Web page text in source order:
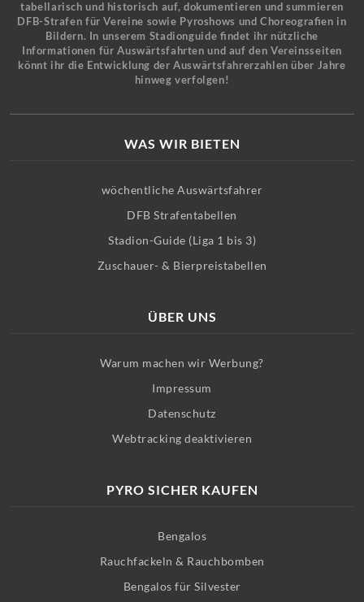
tabellarisch und historisch auf, dokumentieren und summieren
DFB-Strafen für Vereine sowie Pyroshows und Choreografien in
Bildern. In unserem Stadionguide findet ihr nützliche
Informationen für Auswärtsfahrten und auf den Vereinsseiten
könnt ihr die Entwicklung der Auswärtsfahrerzahlen über Jahre
hinweg verfolgen!
WAS WIR BIETEN
wöchentliche Auswärtsfahrer
DFB Strafentabellen
Stadion-Guide (Liga 1 bis 3)
Zuschauer- & Bierpreistabellen
ÜBER UNS
Warum machen wir Werbung?
Impressum
Datenschutz
Webtracking deaktivieren
PYRO SICHER KAUFEN
Bengalos
Rauchfackeln & Rauchbomben
Bengalos für Silvester